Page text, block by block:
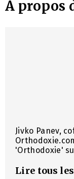
À propos
Jivko Panev,
'Orthodoxie'
Lire tous